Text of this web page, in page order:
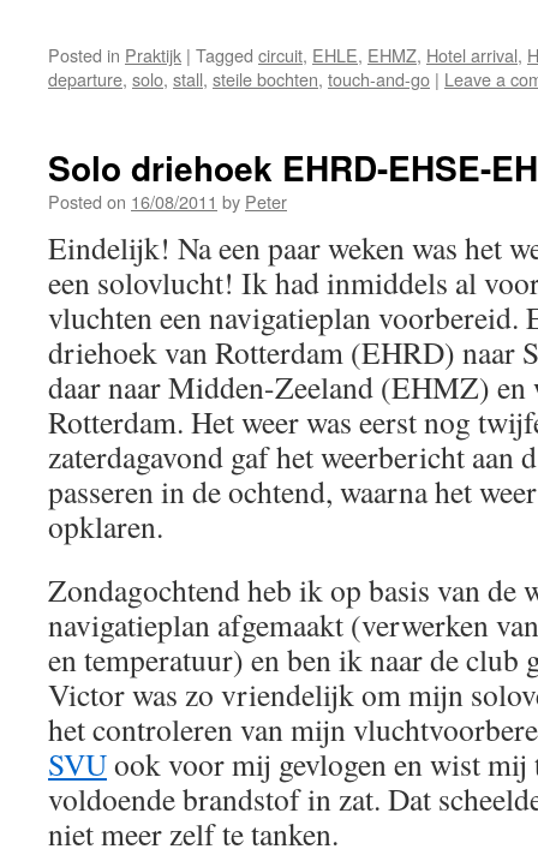
Posted in Praktijk | Tagged circuit, EHLE, EHMZ, Hotel arrival,
departure, solo, stall, steile bochten, touch-and-go | Leave a
Solo driehoek EHRD-EHSE-
Posted on 16/08/2011 by Peter
Eindelijk! Na een paar weken was het
een solovlucht! Ik had inmiddels al
vluchten een navigatieplan voorbereid.
driehoek van Rotterdam (EHRD) naar
daar naar Midden-Zeeland (EHMZ) en
Rotterdam. Het weer was eerst nog
zaterdagavond gaf het weerbericht aan
passeren in de ochtend, waarna het
opklaren.
Zondagochtend heb ik op basis van de
navigatieplan afgemaakt (verwerken
en temperatuur) en ben ik naar de club
Victor was zo vriendelijk om mijn
het controleren van mijn
SVUook voor mij gevlogen en wist mij
voldoende brandstof in zat. Dat
niet meer zelf te tanken.